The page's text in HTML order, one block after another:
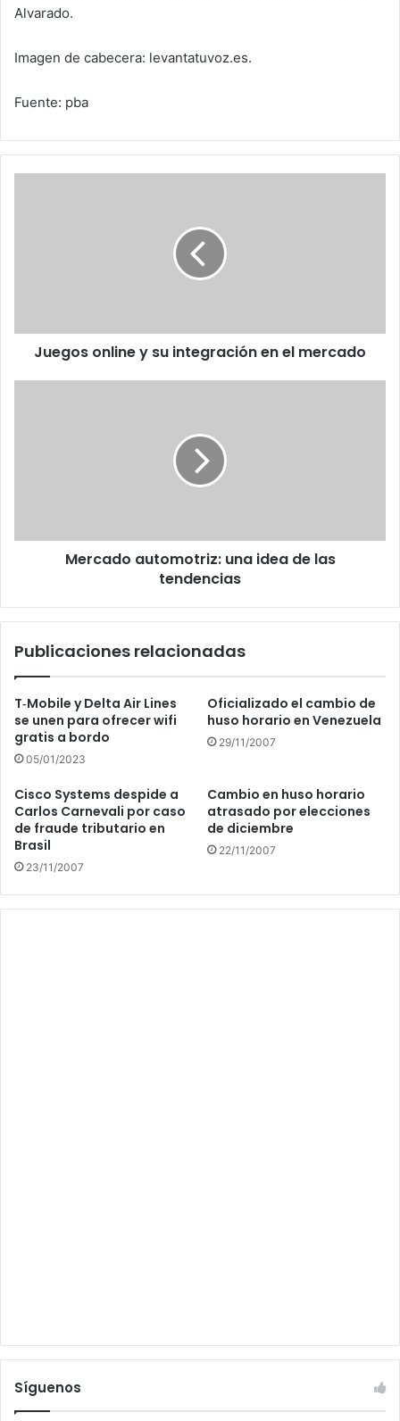
Alvarado.
Imagen de cabecera: levantatuvoz.es.
Fuente: pba
Juegos online y su integración en el mercado
Mercado automotriz: una idea de las
tendencias
Publicaciones relacionadas
T‑Mobile y Delta Air Lines
se unen para ofrecer wifi
gratis a bordo
05/01/2023
Oficializado el cambio de
huso horario en Venezuela
29/11/2007
Cisco Systems despide a
Carlos Carnevali por caso
de fraude tributario en
Brasil
23/11/2007
Cambio en huso horario
atrasado por elecciones
de diciembre
22/11/2007
Síguenos